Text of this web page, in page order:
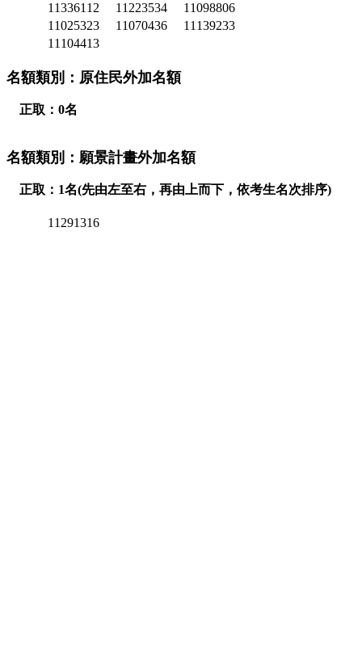
11336112
11223534
11098806
11025323
11070436
11139233
11104413
名額類別：原住民外加名額
正取：0名
名額類別：願景計畫外加名額
正取：1名(先由左至右，再由上而下，依考生名次排序)
11291316